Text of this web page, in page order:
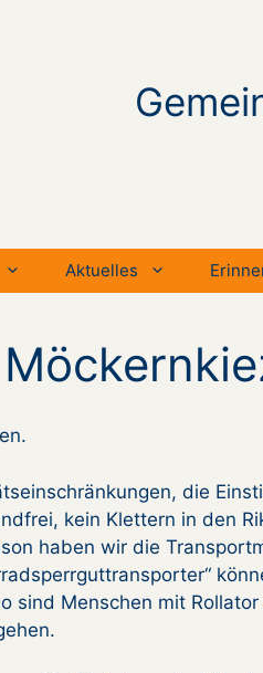
Aktuelles
die
kein Klettern in den
haben wir die
sind Menschen mit